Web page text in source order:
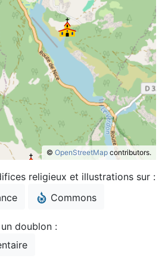
© OpenStreetMap contributors.
religieux et illustrations sur :
Commons
doublon :